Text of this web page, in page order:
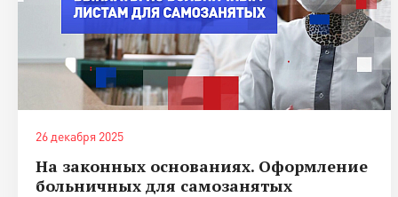
26 декабря 2025
На законных основаниях. Оформление
больничных для самозанятых